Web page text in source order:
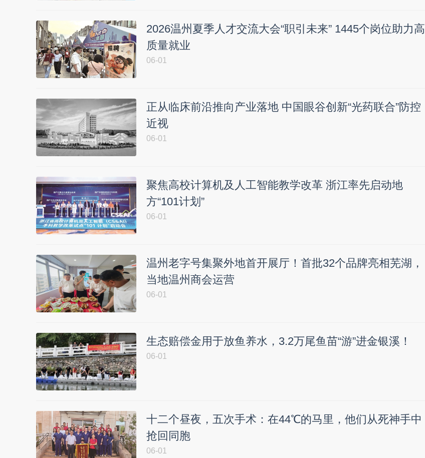
2026温州夏季人才交流大会“职引未来” 1445个岗位助力高
质量就业
06-01
正从临床前沿推向产业落地 中国眼谷创新“光药联合”防控
近视
06-01
聚焦高校计算机及人工智能教学改革 浙江率先启动地
方“101计划”
06-01
温州老字号集聚外地首开展厅！首批32个品牌亮相芜湖，
当地温州商会运营
06-01
生态赔偿金用于放鱼养水，3.2万尾鱼苗“游”进金银溪！
06-01
十二个昼夜，五次手术：在44℃的马里，他们从死神手中
抢回同胞
06-01